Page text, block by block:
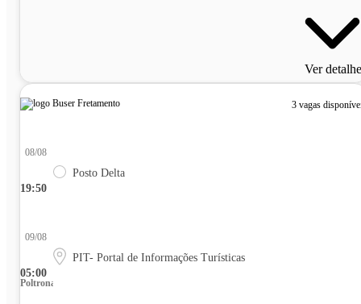
Ver
3 vagas
19:50
08/08
Posto Delta
05:00
09/08
PIT- Portal de Informações Turísticas
Poltrona